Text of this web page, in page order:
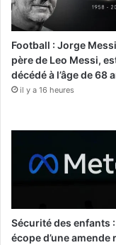
Football : Jorge
père de Leo Messi,
décédé à l’âge de 68
il y a 16 heures
Sécurité des enfants
écope d’une amende